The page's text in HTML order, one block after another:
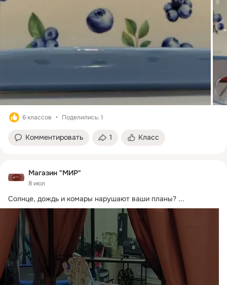
6 классов Поделились: 1
Комментировать 1 Класс
Магазин "МИР"
8 июл
Солнце, дождь и комары нарушают ваши планы? ...